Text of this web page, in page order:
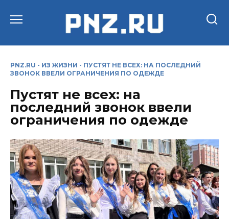
PNZ.RU - ИЗ ЖИЗНИ - ПУСТЯТ НЕ ВСЕХ: НА ПОСЛЕДНИЙ
ЗВОНОК ВВЕЛИ ОГРАНИЧЕНИЯ ПО ОДЕЖДЕ
Пустят не всех: на
последний звонок ввели
ограничения по одежде